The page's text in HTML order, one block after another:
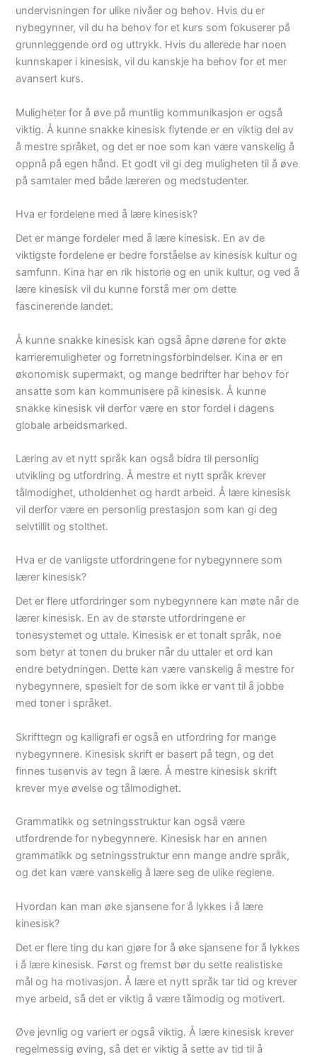
undervisningen for ulike nivåer og behov. Hvis du er
nybegynner, vil du ha behov for et kurs som fokuserer på
grunnleggende ord og uttrykk. Hvis du allerede har noen
kunnskaper i kinesisk, vil du kanskje ha behov for et mer
avansert kurs.
Muligheter for å øve på muntlig kommunikasjon er også
viktig. Å kunne snakke kinesisk flytende er en viktig del av
å mestre språket, og det er noe som kan være vanskelig å
oppnå på egen hånd. Et godt vil gi deg muligheten til å øve
på samtaler med både læreren og medstudenter.
Hva er fordelene med å lære kinesisk?
Det er mange fordeler med å lære kinesisk. En av de
viktigste fordelene er bedre forståelse av kinesisk kultur og
samfunn. Kina har en rik historie og en unik kultur, og ved å
lære kinesisk vil du kunne forstå mer om dette
fascinerende landet.
Å kunne snakke kinesisk kan også åpne dørene for økte
karrieremuligheter og forretningsforbindelser. Kina er en
økonomisk supermakt, og mange bedrifter har behov for
ansatte som kan kommunisere på kinesisk. Å kunne
snakke kinesisk vil derfor være en stor fordel i dagens
globale arbeidsmarked.
Læring av et nytt språk kan også bidra til personlig
utvikling og utfordring. Å mestre et nytt språk krever
tålmodighet, utholdenhet og hardt arbeid. Å lære kinesisk
vil derfor være en personlig prestasjon som kan gi deg
selvtillit og stolthet.
Hva er de vanligste utfordringene for nybegynnere som
lærer kinesisk?
Det er flere utfordringer som nybegynnere kan møte når de
lærer kinesisk. En av de største utfordringene er
tonesystemet og uttale. Kinesisk er et tonalt språk, noe
som betyr at tonen du bruker når du uttaler et ord kan
endre betydningen. Dette kan være vanskelig å mestre for
nybegynnere, spesielt for de som ikke er vant til å jobbe
med toner i språket.
Skrifttegn og kalligrafi er også en utfordring for mange
nybegynnere. Kinesisk skrift er basert på tegn, og det
finnes tusenvis av tegn å lære. Å mestre kinesisk skrift
krever mye øvelse og tålmodighet.
Grammatikk og setningsstruktur kan også være
utfordrende for nybegynnere. Kinesisk har en annen
grammatikk og setningsstruktur enn mange andre språk,
og det kan være vanskelig å lære seg de ulike reglene.
Hvordan kan man øke sjansene for å lykkes i å lære
kinesisk?
Det er flere ting du kan gjøre for å øke sjansene for å lykkes
i å lære kinesisk. Først og fremst bør du sette realistiske
mål og ha motivasjon. Å lære et nytt språk tar tid og krever
mye arbeid, så det er viktig å være tålmodig og motivert.
Øve jevnlig og variert er også viktig. Å lære kinesisk krever
regelmessig øving, så det er viktig å sette av tid til å